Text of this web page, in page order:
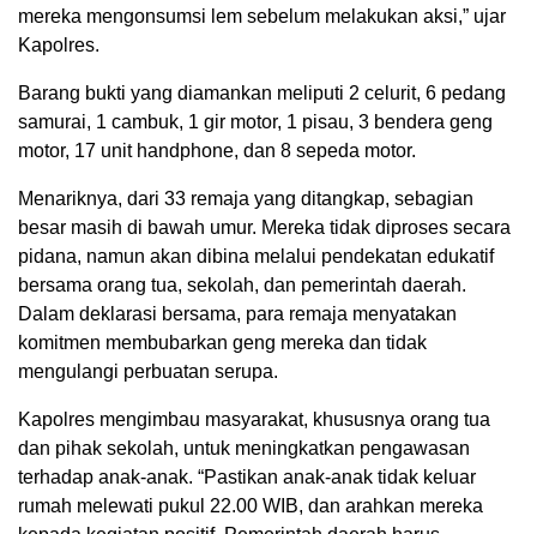
mereka mengonsumsi lem sebelum melakukan aksi,” ujar
Kapolres.
Barang bukti yang diamankan meliputi 2 celurit, 6 pedang
samurai, 1 cambuk, 1 gir motor, 1 pisau, 3 bendera geng
motor, 17 unit handphone, dan 8 sepeda motor.
Menariknya, dari 33 remaja yang ditangkap, sebagian
besar masih di bawah umur. Mereka tidak diproses secara
pidana, namun akan dibina melalui pendekatan edukatif
bersama orang tua, sekolah, dan pemerintah daerah.
Dalam deklarasi bersama, para remaja menyatakan
komitmen membubarkan geng mereka dan tidak
mengulangi perbuatan serupa.
Kapolres mengimbau masyarakat, khususnya orang tua
dan pihak sekolah, untuk meningkatkan pengawasan
terhadap anak-anak. “Pastikan anak-anak tidak keluar
rumah melewati pukul 22.00 WIB, dan arahkan mereka